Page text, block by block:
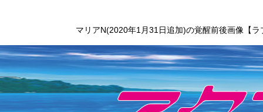
マリアN(2020年1月31日追加)の覚醒前後画像【